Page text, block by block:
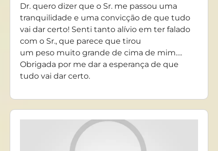
Dr. quero dizer que o Sr. me passou uma
tranquilidade e uma convicção de que tudo
vai dar certo! Senti tanto alívio em ter falado
com o Sr., que parece que tirou
um peso muito grande de cima de mim….
Obrigada por me dar a esperança de que
tudo vai dar certo.